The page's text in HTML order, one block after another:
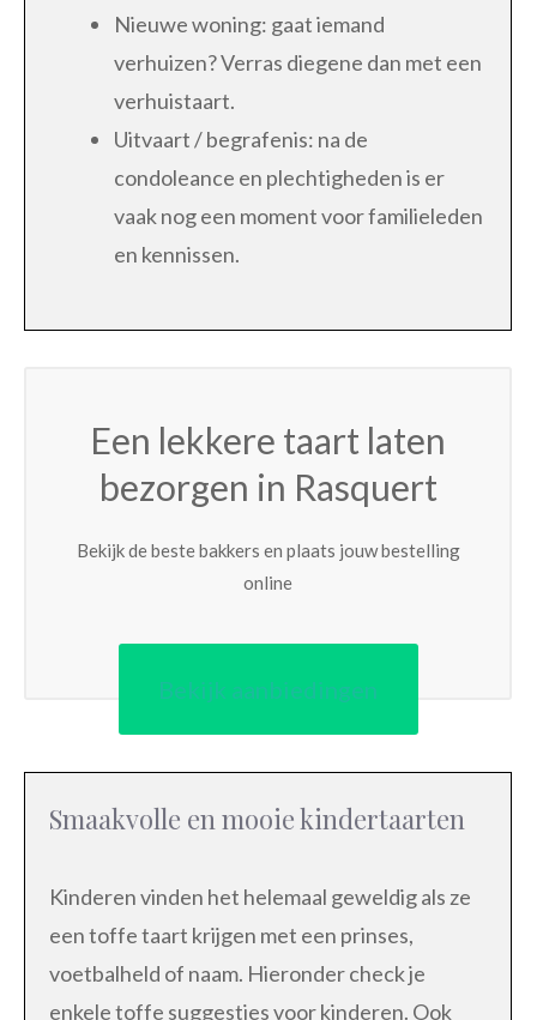
Nieuwe woning: gaat iemand
verhuizen? Verras diegene dan met een
verhuistaart.
Uitvaart / begrafenis: na de
condoleance en plechtigheden is er
vaak nog een moment voor familieleden
en kennissen.
Een lekkere taart laten
bezorgen in Rasquert
Bekijk de beste bakkers en plaats jouw bestelling
online
Bekijk aanbiedingen
Smaakvolle en mooie kindertaarten
Kinderen vinden het helemaal geweldig als ze
een toffe taart krijgen met een prinses,
voetbalheld of naam. Hieronder check je
enkele toffe suggesties voor kinderen. Ook